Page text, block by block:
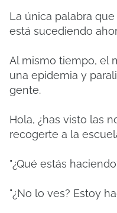
La única palabra
está sucediendo
Al mismo tiempo, el
una epidemia y
gente.
Hola, ¿has visto las
recogerte a la
"¿Qué estás
"¿No lo ves? Estoy